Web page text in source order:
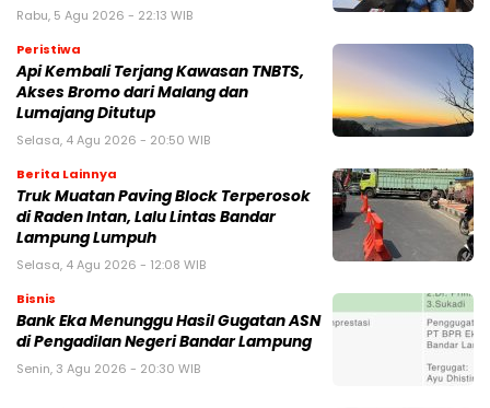
Rabu, 5 Agu 2026 - 22:13 WIB
Peristiwa
Api Kembali Terjang Kawasan TNBTS,
Akses Bromo dari Malang dan
Lumajang Ditutup
Selasa, 4 Agu 2026 - 20:50 WIB
Berita Lainnya
Truk Muatan Paving Block Terperosok
di Raden Intan, Lalu Lintas Bandar
Lampung Lumpuh
Selasa, 4 Agu 2026 - 12:08 WIB
Bisnis
Bank Eka Menunggu Hasil Gugatan ASN
di Pengadilan Negeri Bandar Lampung
Senin, 3 Agu 2026 - 20:30 WIB